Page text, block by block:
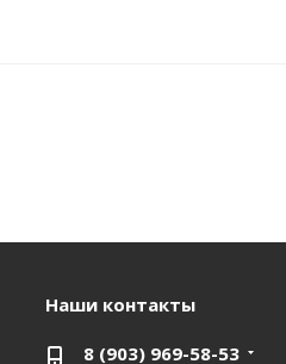
Наши контакты
8 (903) 969-58-53